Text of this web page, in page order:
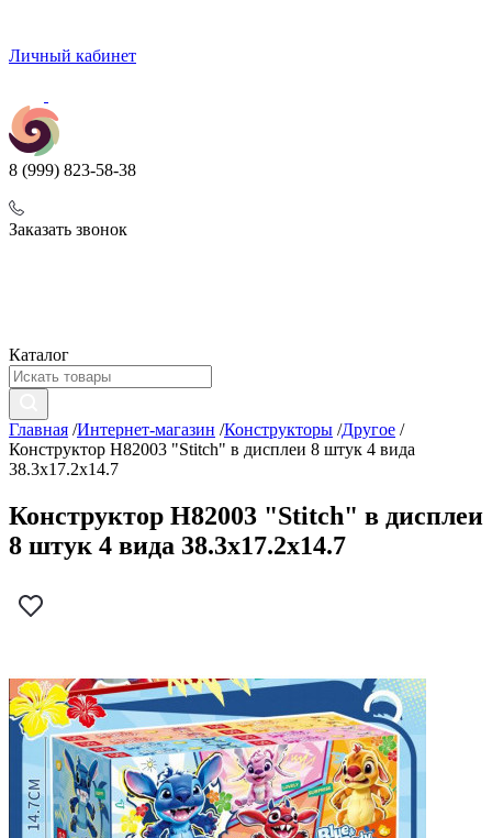
Личный кабинет
8 (999) 823-58-38
Заказать звонок
Каталог
Главная /Интернет-магазин /Конструкторы /Другое /
Конструктор H82003 "Stitch" в дисплеи 8 штук 4 вида
38.3х17.2х14.7
Конструктор H82003 "Stitch" в дисплеи
8 штук 4 вида 38.3х17.2х14.7